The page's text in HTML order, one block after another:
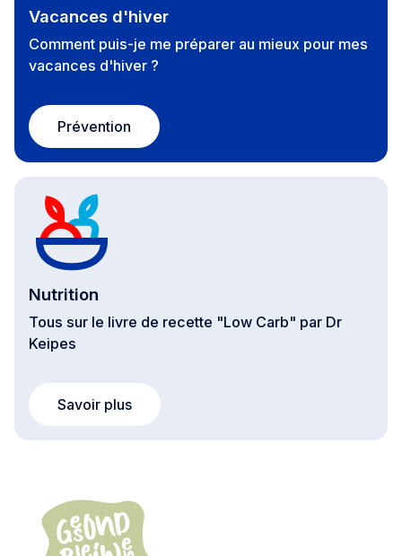
Vacances d'hiver
Comment puis-je me préparer au mieux pour mes
vacances d'hiver ?
Prévention
Nutrition
Tous sur le livre de recette "Low Carb" par Dr
Keipes
Savoir plus